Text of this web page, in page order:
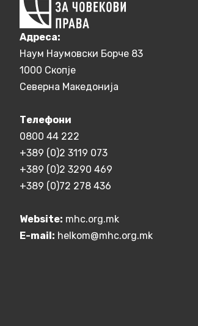
Aдреса:
Наум Наумовски Борче 83
1000 Скопје
Северна Македонија
Телефони
0800 44 222
+389 (0)2 3119 073
+389 (0)2 3290 469
+389 (0)72 278 436
Website: mhc.org.mk
E-mail: helkom@mhc.org.mk